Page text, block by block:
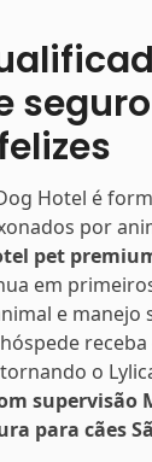
Hotel é
por
pet
em
e manejo
o
supervisão
para cães